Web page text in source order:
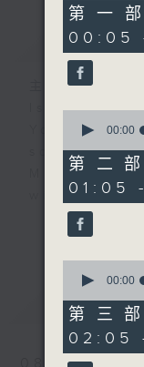
簡介
主持人：
Isaac
You will
some
Music.
will
enjoyable
When you
please
always
「長夜細聽
最新
55
10
第一
00:05
55
20
00:00
第二
01:05
55
19
00:00
第三
02:05